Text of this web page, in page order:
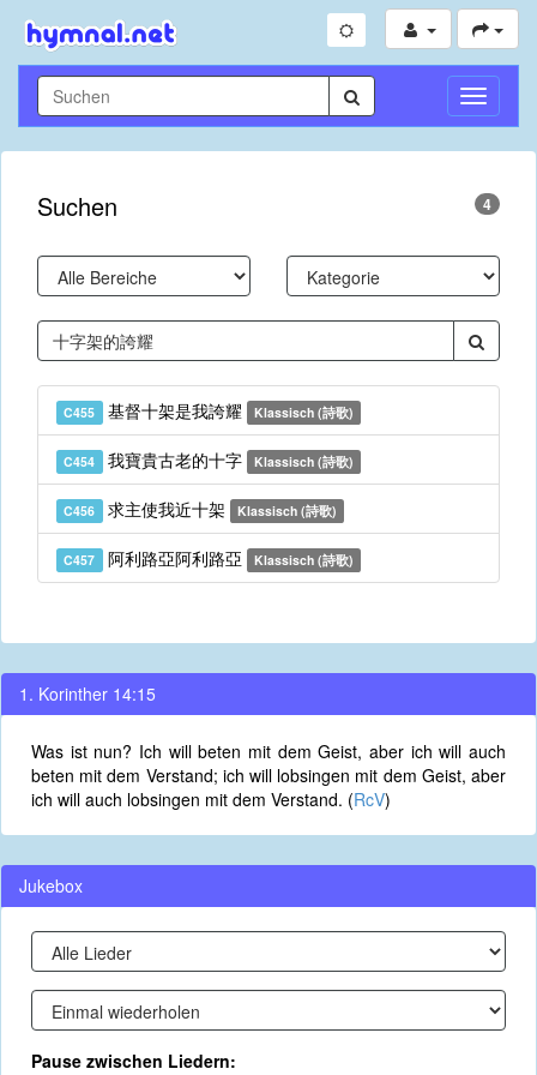
Suchen 4
C455 基督十架是我誇耀 Klassisch (詩歌)
C454 我寶貴古老的十字 Klassisch (詩歌)
C456 求主使我近十架 Klassisch (詩歌)
C457 阿利路亞阿利路亞 Klassisch (詩歌)
1. Korinther 14:15
Was ist nun? Ich will beten mit dem Geist, aber ich will auch
beten mit dem Verstand; ich will lobsingen mit dem Geist, aber
ich will auch lobsingen mit dem Verstand. (RcV)
Jukebox
Pause zwischen Liedern: